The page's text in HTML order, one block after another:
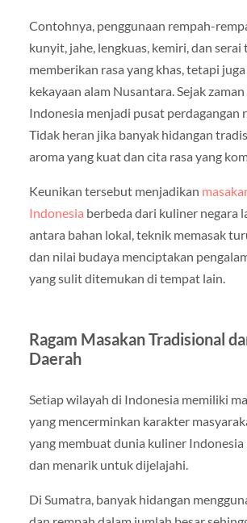
Contohnya, penggunaan rempah-
kunyit, jahe, lengkuas, kemiri, dan serai
memberikan rasa yang khas, tetapi
kekayaan alam Nusantara. Sejak zaman
Indonesia menjadi pusat perdagangan
Tidak heran jika banyak hidangan
aroma yang kuat dan cita rasa yang
Keunikan tersebut menjadikan
Indonesia berbeda dari kuliner negara
antara bahan lokal, teknik memasak
dan nilai budaya menciptakan
yang sulit ditemukan di tempat lain.
Ragam Masakan Tradisional
Daerah
Setiap wilayah di Indonesia memiliki
yang mencerminkan karakter
yang membuat dunia kuliner Indonesia
dan menarik untuk dijelajahi.
Di Sumatra, banyak hidangan